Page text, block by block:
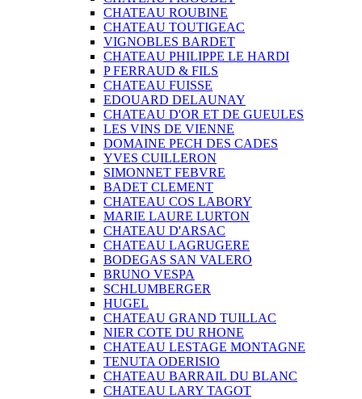
CHATEAU ROUBINE
CHATEAU TOUTIGEAC
VIGNOBLES BARDET
CHATEAU PHILIPPE LE HARDI
P FERRAUD & FILS
CHATEAU FUISSE
EDOUARD DELAUNAY
CHATEAU D'OR ET DE GUEULES
LES VINS DE VIENNE
DOMAINE PECH DES CADES
YVES CUILLERON
SIMONNET FEBVRE
BADET CLEMENT
CHATEAU COS LABORY
MARIE LAURE LURTON
CHATEAU D'ARSAC
CHATEAU LAGRUGERE
BODEGAS SAN VALERO
BRUNO VESPA
SCHLUMBERGER
HUGEL
CHATEAU GRAND TUILLAC
NIER COTE DU RHONE
CHATEAU LESTAGE MONTAGNE
TENUTA ODERISIO
CHATEAU BARRAIL DU BLANC
CHATEAU LARY TAGOT